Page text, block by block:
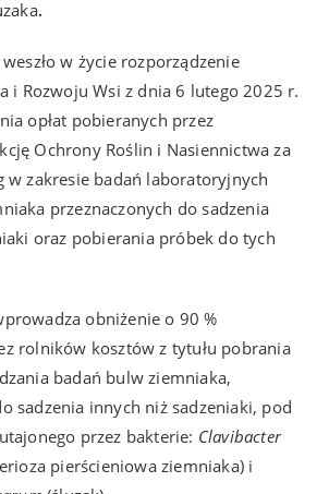
.
w życie rozporządzenie
i Rozwoju Wsi z dnia 6 lutego 2025 r.
opłat pobieranych przez
Ochrony Roślin i Nasiennictwa za
w zakresie badań laboratoryjnych
przeznaczonych do sadzenia
oraz pobierania próbek do tych
obniżenie o 90 %
rolników kosztów z tytułu pobrania
badań bulw ziemniaka,
sadzenia innych niż sadzeniaki, pod
przez bakterie: Clavibacter
pierścieniowa ziemniaka) i